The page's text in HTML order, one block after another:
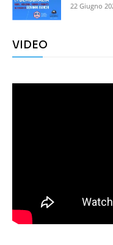
22 Giugno
VIDEO